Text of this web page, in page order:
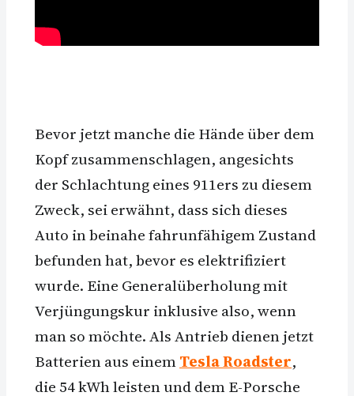
Bevor jetzt manche die Hände über dem
Kopf zusammenschlagen, angesichts
der Schlachtung eines 911ers zu diesem
Zweck, sei erwähnt, dass sich dieses
Auto in beinahe fahrunfähigem Zustand
befunden hat, bevor es elektrifiziert
wurde. Eine Generalüberholung mit
Verjüngungskur inklusive also, wenn
man so möchte. Als Antrieb dienen jetzt
Batterien aus einemTesla Roadster,
die 54 kWh leisten und dem E-Porsche